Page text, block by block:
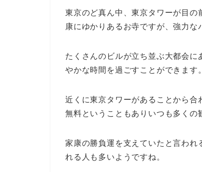
東京のど真ん中、東京タワーが目
康にゆかりあるお寺ですが、強力な
たくさんのビルが立ち並ぶ大都会
やかな時間を過ごすことができます。
近くに東京タワーがあることから
無料ということもありいつも多くの
家康の勝負運を支えていたと言わ
れる人も多いようですね。